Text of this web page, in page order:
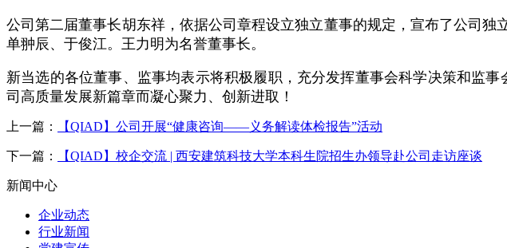
公司第二届董事长胡东祥，依据公司章程设立独立董事的规定，宣布了公司
单翀辰、于俊江。王力明为名誉董事长。
新当选的各位董事、监事均表示将积极履职，充分发挥董事会科学决策和监
司高质量发展新篇章而凝心聚力、创新进取！
上一篇： 【QIAD】公司开展“健康咨询——义务解读体检报告”活动
下一篇： 【QIAD】校企交流 | 西安建筑科技大学本科生院招生办领导赴公司走访座谈
新闻中心
企业动态
行业新闻